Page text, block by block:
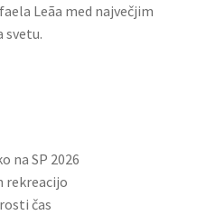
Leãa med največjim
svetu.
na SP 2026
rekreacijo
čas